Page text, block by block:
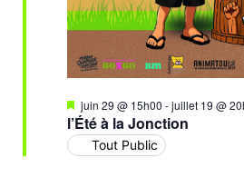
l’Été à la Jonction
Mis
en
avant
juin 29 @ 15h00 -juillet 19 @
Tout Public